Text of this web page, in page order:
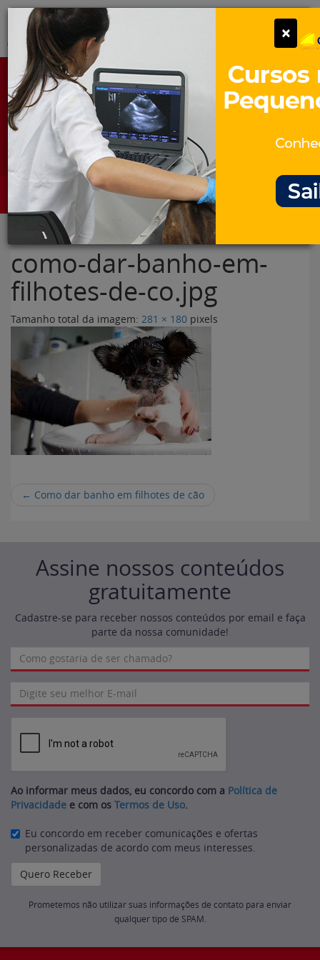
Pular
para
conteúdo
Portal para Profissionais Veterinários
Assine Gratuitamente
Categorias
como-dar-banho-em-
filhotes-de-co.jpg
Tamanho total da imagem: 281 × 180 pixels
← Como dar banho em filhotes de cão
Assine nossos conteúdos
gratuitamente
Cadastre-se para receber nossos conteúdos por email e faça
parte da nossa comunidade!
Ao informar meus dados, eu concordo com a Política de
Privacidade e com os Termos de Uso.
Eu concordo em receber comunicações e ofertas
personalizadas de acordo com meus interesses.
Prometemos não utilizar suas informações de contato para enviar
qualquer tipo de SPAM.
×